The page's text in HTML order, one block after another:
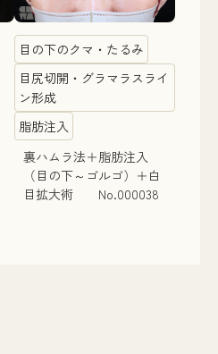
目の下のクマ・たるみ
目尻切開・グラマラスライ
ン形成
脂肪注入
裏ハムラ法＋脂肪注入
（目の下～ゴルゴ）＋白
目拡大術 No.000038